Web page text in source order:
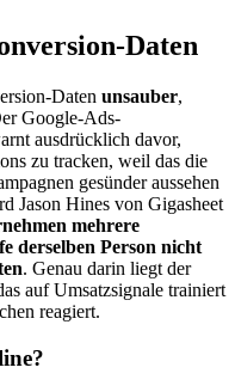
Daten
Daten unsauber,
Google-Ads-
ausdrücklich davor,
zu tracken, weil das die
gesünder aussehen
Jason Hines von Gigasheet
mehrere
derselben Person nicht
. Genau darin liegt der
auf Umsatzsignale trainiert
reagiert.